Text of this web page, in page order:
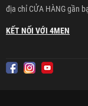
địa chỉ CỬA HÀNG gần
KẾT NỐI VỚI 4MEN